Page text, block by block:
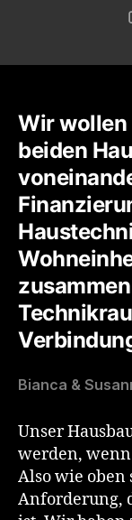
Wir wollen
beiden
Bianca &
Unser
werden,
Also wie oben
Anforderung,